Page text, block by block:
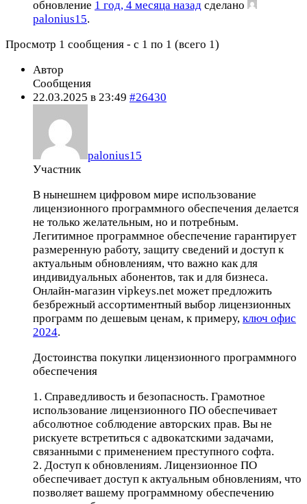
обновление 1 год, 4 месяца назад сделано
palonius15.
Просмотр 1 сообщения - с 1 по 1 (всего 1)
Автор
Сообщения
22.03.2025 в 23:49 #26430
palonius15
Участник
В нынешнем цифровом мире использование
лицензионного программного обеспечения делается
не только желательным, но и потребным.
Легитимное программное обеспечение гарантирует
размеренную работу, защиту сведений и доступ к
актуальным обновлениям, что важно как для
индивидуальных абонентов, так и для бизнеса.
Онлайн-магазин vipkeys.net может предложить
безбрежный ассортиментный выбор лицензионных
программ по дешевым ценам, к примеру, ключ офис
2024.
Достоинства покупки лицензионного программного
обеспечения
1. Справедливость и безопасность. Грамотное
использование лицензионного ПО обеспечивает
абсолютное соблюдение авторских прав. Вы не
рискуете встретиться с адвокатскими задачами,
связанными с применением преступного софта.
2. Доступ к обновлениям. Лицензионное ПО
обеспечивает доступ к актуальным обновлениям, что
позволяет вашему программному обеспечению